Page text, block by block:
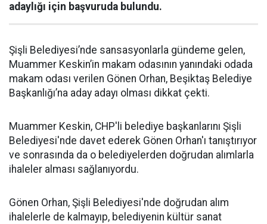
adaylığı için başvuruda bulundu.
Şişli Belediyesi’nde sansasyonlarla gündeme gelen,
Muammer Keskin’in makam odasının yanındaki odada
makam odası verilen Gönen Orhan, Beşiktaş Belediye
Başkanlığı’na aday adayı olması dikkat çekti.
Muammer Keskin, CHP'li belediye başkanlarını Şişli
Belediyesi'nde davet ederek Gönen Orhan'ı tanıştırıyor
ve sonrasında da o belediyelerden doğrudan alımlarla
ihaleler alması sağlanıyordu.
Gönen Orhan, Şişli Belediyesi'nde doğrudan alım
ihalelerle de kalmayıp, belediyenin kültür sanat